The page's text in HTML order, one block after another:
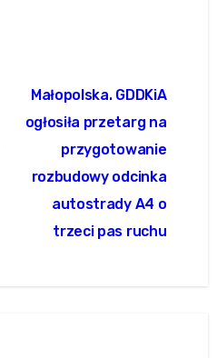
Małopolska. GDDKiA
ogłosiła przetarg na
przygotowanie
rozbudowy odcinka
autostrady A4 o
trzeci pas ruchu